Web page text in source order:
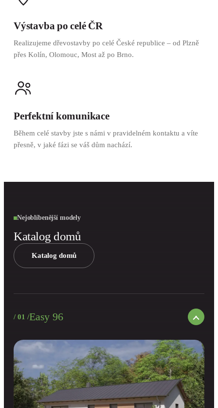
Výstavba po celé ČR
Realizujeme dřevostavby po celé České republice – od Plzně
přes Kolín, Olomouc, Most až po Brno.
Perfektní komunikace
Během celé stavby jste s námi v pravidelném kontaktu a víte
přesně, v jaké fázi se váš dům nachází.
Nejoblíbenější modely
Katalog domů
Katalog domů
/ 01 /Easy 96